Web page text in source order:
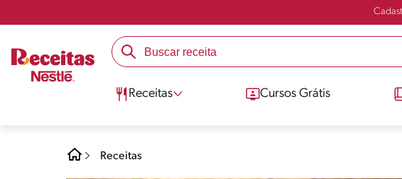
Receitas Cursos Grátis
Receitas